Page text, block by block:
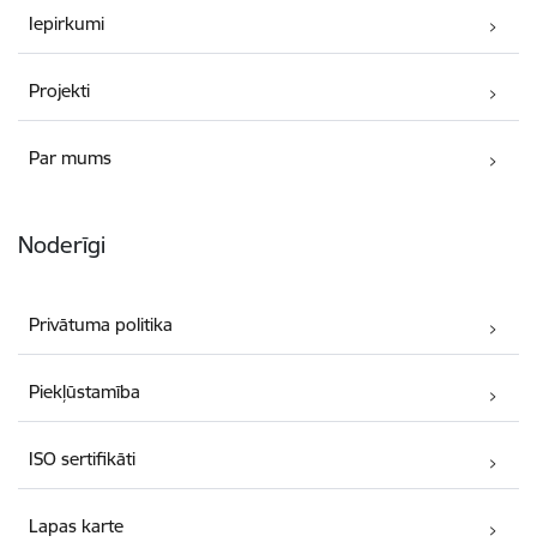
Iepirkumi
Projekti
Par mums
Noderīgi
Privātuma politika
Piekļūstamība
ISO sertifikāti
Lapas karte